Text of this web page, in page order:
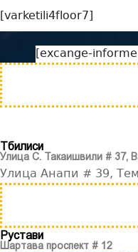
[varketili4floor7]
[excange-
Тбилиси
Улица С. Такаишвили # 37,
Улица Анапи # 39,
Рустави
Шартава проспект # 12